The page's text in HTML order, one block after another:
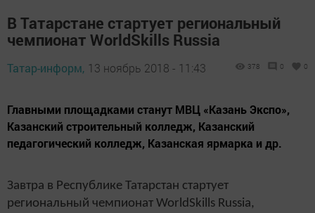
В Татарстане стартует региональный
чемпионат WorldSkills Russia
Татар-информ, 13 ноябрь 2018 - 11:43 378 0 0
Главными площадками станут МВЦ «Казань Экспо»,
Казанский строительный колледж, Казанский
педагогический колледж, Казанская ярмарка и др.
Завтра в Республике Татарстан стартует
региональный чемпионат WorldSkills Russia,